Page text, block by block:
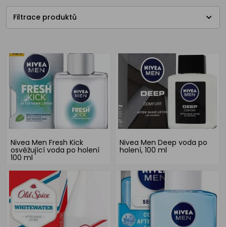
Filtrace produktů
Nivea Men Fresh Kick
osvěžující voda po holení
100 ml
Nivea Men Deep voda po
holení, 100 ml